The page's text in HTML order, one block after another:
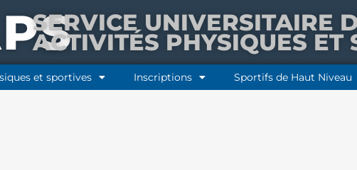
SERVICE UNIVERSITAIRE
ACTIVITÉS PHYSIQUES ET
et sportives Inscriptions Sportifs de Haut Niveau